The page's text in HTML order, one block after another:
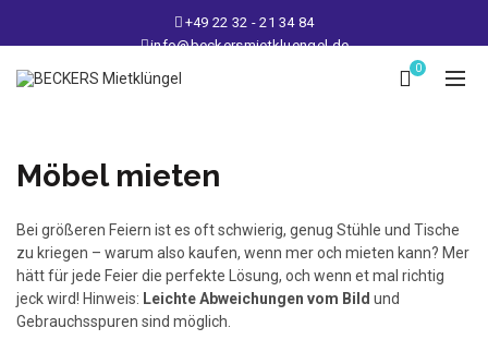
+49 22 32 - 21 34 84
info@beckersmietkluengel.de
Lager: Gutenbergstraße 1 - 50389 Wesseling
Mo - Fr: 9 – 17 Uhr, Sa: 9 – 12 Uhr
0
Möbel mieten
Bei größeren Feiern ist es oft schwierig, genug Stühle und Tische
zu kriegen – warum also kaufen, wenn mer och mieten kann? Mer
hätt für jede Feier die perfekte Lösung, och wenn et mal richtig
jeck wird! Hinweis: Leichte Abweichungen vom Bild und
Gebrauchsspuren sind möglich.